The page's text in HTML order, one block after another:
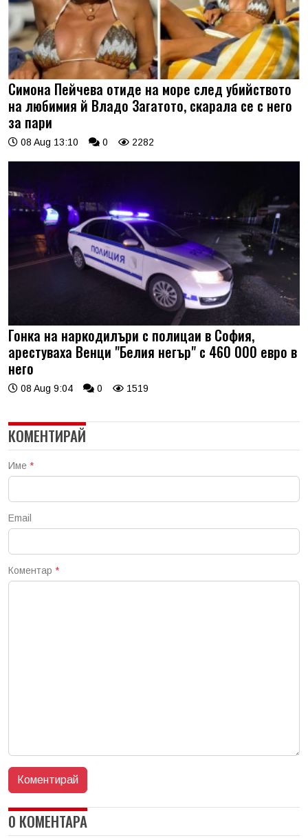
Симона Пейчева отиде на море след убийството
на любимия й Владо Загатото, скарала се с него
за пари
08 Aug 13:10 0 2282
Гонка на наркодилъри с полицаи в София,
арестуваха Венци "Белия негър" с 460 000 евро в
него
08 Aug 9:04 0 1519
КОМЕНТИРАЙ
Име *
Email
Коментар *
0 КОМЕНТАРА